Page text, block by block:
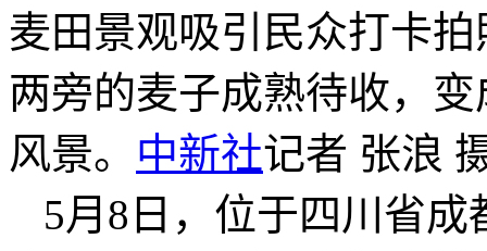
麦田景观吸引民众打卡
两旁的麦子成熟待收，
风景。 中新社记者 张浪
5月8日，位于四川省